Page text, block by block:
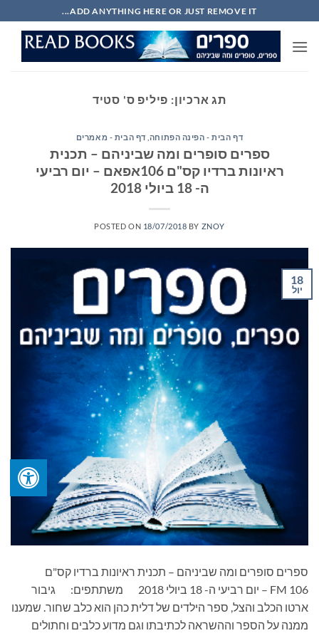
to
content
ADD ANYTHING HERE OR JUST REMOVE IT...
תג ארכיון: פיליפ ס' סטיד
דף הבית - הפינה הפתוחה דף הבית - מאמרים
ספרים סופרים ומה שביניהם – תכנית
ראיונות ברדיו קס"ם 106אפאם – יום רביעי
ה- 18 ביולי 2018
POSTED ON 18/07/2018 BY ZNOY
18
יול
ספרים סופרים ומה שביניהם – תכנית ראיונות ברדיו קס"ם
106 FM – יום רביעי ה- 18 ביולי 2018 משתתפים: גיבור
ארטו הכלב והצל, ספר הילדים של דלית כהן הוא כלב שחור. שמענו
ממנה על הספר וההשראה לכתיבתו וגם מדוע כלבים וחתולים